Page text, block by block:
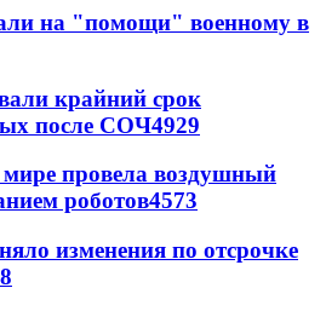
на "помощи" военному в
крайний срок
после СОЧ4929
провела воздушный
роботов4573
изменения по отсрочке